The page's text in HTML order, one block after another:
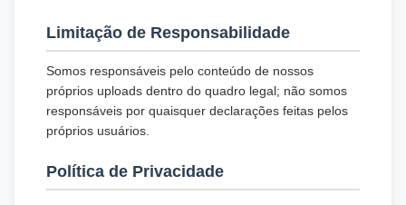
Limitação de Responsabilidade
Somos responsáveis pelo conteúdo de nossos
próprios uploads dentro do quadro legal; não somos
responsáveis por quaisquer declarações feitas pelos
próprios usuários.
Política de Privacidade